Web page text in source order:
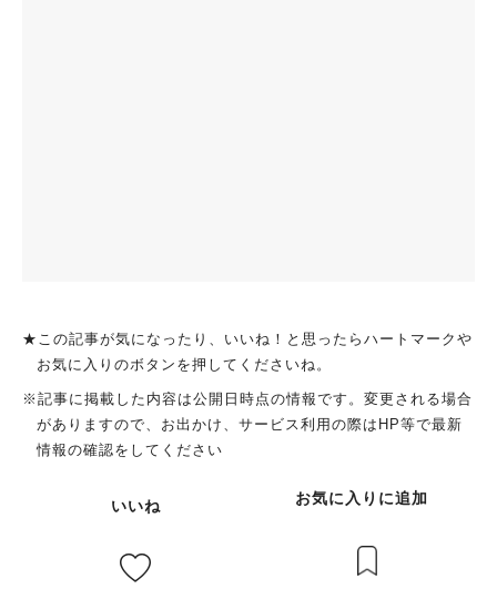
★この記事が気になったり、いいね！と思ったらハートマークや
お気に入りのボタンを押してくださいね。
※記事に掲載した内容は公開日時点の情報です。変更される場合
がありますので、お出かけ、サービス利用の際はHP等で最新
情報の確認をしてください
いいね お気に入りに追加